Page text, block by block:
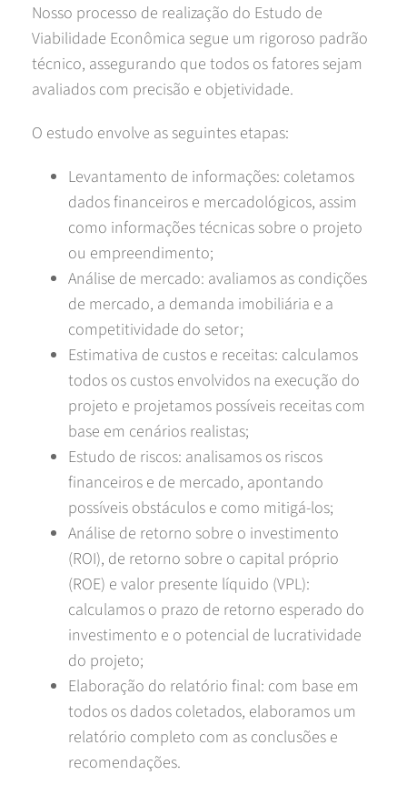
Nosso processo de realização do Estudo de
Viabilidade Econômica segue um rigoroso padrão
técnico, assegurando que todos os fatores sejam
avaliados com precisão e objetividade.
O estudo envolve as seguintes etapas:
Levantamento de informações: coletamos
dados financeiros e mercadológicos, assim
como informações técnicas sobre o projeto
ou empreendimento;
Análise de mercado: avaliamos as condições
de mercado, a demanda imobiliária e a
competitividade do setor;
Estimativa de custos e receitas: calculamos
todos os custos envolvidos na execução do
projeto e projetamos possíveis receitas com
base em cenários realistas;
Estudo de riscos: analisamos os riscos
financeiros e de mercado, apontando
possíveis obstáculos e como mitigá-los;
Análise de retorno sobre o investimento
(ROI), de retorno sobre o capital próprio
(ROE) e valor presente líquido (VPL):
calculamos o prazo de retorno esperado do
investimento e o potencial de lucratividade
do projeto;
Elaboração do relatório final: com base em
todos os dados coletados, elaboramos um
relatório completo com as conclusões e
recomendações.